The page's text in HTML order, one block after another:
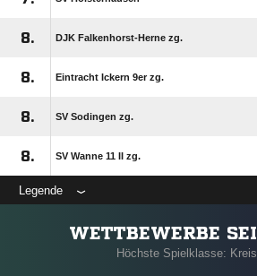
8. DJK Falkenhorst-Herne zg.
8. Eintracht Ickern 9er zg.
8. SV Sodingen zg.
8. SV Wanne 11 II zg.
Legende
WETTBEWERBE
Höchste Spielklasse: